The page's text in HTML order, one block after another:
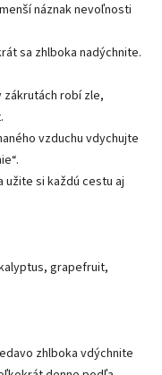
náznak nevoľnosti
sa zhlboka nadýchnite.
zákrutách robí zle,
vzduchu vdychujte
si každú cestu aj
grapefruit,
zhlboka vdýchnite